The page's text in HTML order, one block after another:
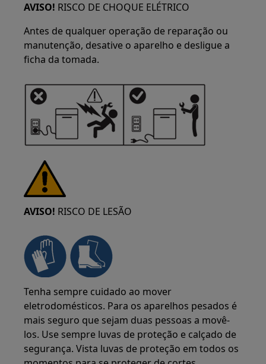
AVISO! RISCO DE CHOQUE ELÉTRICO
Antes de qualquer operação de reparação ou
manutenção, desative o aparelho e desligue a
ficha da tomada.
AVISO! RISCO DE LESÃO
Tenha sempre cuidado ao mover
eletrodomésticos. Para os aparelhos pesados é
mais seguro que sejam duas pessoas a movê-
los. Use sempre luvas de proteção e calçado de
segurança. Vista luvas de proteção em todos os